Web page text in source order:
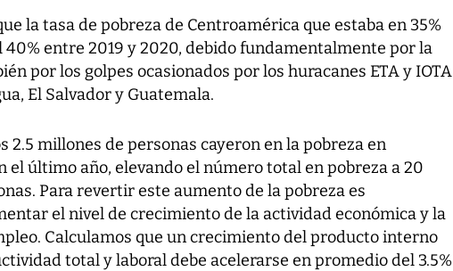
la tasa de pobreza de Centroamérica que estaba en 35%
40% entre 2019 y 2020, debido fundamentalmente por la
por los golpes ocasionados por los huracanes ETA y IOTA
El Salvador y Guatemala.
2.5 millones de personas cayeron en la pobreza en
el último año, elevando el número total en pobreza a 20
Para revertir este aumento de la pobreza es
el nivel de crecimiento de la actividad económica y la
Calculamos que un crecimiento del producto interno
total y laboral debe acelerarse en promedio del 3.5%